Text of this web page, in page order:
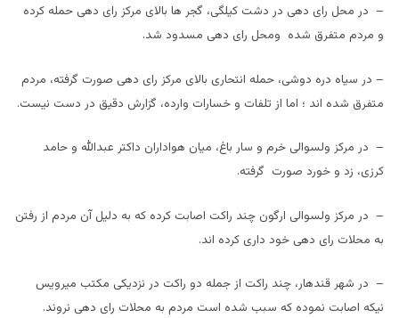
– در محل رای دهی در دشت کیلگی، گجر ها بالای مرکز رای دهی حمله کرده
و مردم متفرق شده ومحل رای دهی مسدود شد.
– در سیاه دره دوشی، حمله انتحاری بالای مرکز رای دهی صورت گرفته، مردم
متفرق شده اند ؛ اما از تلفات و خسارات وارده، گزارش دقیق در دست نیست.
– در مرکز ولسوالی خرم و سار باغ، میان هواداران داکتر عبدالله و حامد
کرزی، زد و خورد صورت گرفته.
– در مرکز ولسوالی ارگون چند راکت اصابت کرده که به دلیل آن مردم از رفتن
به محلات رای دهی خود داری کرده اند.
– در شهر قندهار، چند راکت از جمله دو راکت در نزدیکی مکتب میرویس
نیکه اصابت نموده که سبب شده است مردم به محلات رای دهی نروند.